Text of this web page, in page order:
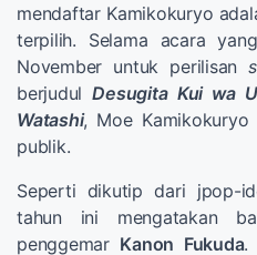
mendaftar Kamikokuryo
terpilih. Selama acara
November untuk perilisan
berjudulDesugita Kui wa
Watashi, Moe Kamikokuryo
publik.
Seperti dikutip dari jpop-
tahun ini mengatakan
penggemar Kanon Fukuda.